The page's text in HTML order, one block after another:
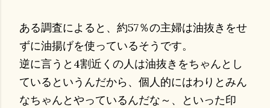
ある調査によると、約57％の主婦は油抜きをせ
ずに油揚げを使っているそうです。
逆に言うと4割近くの人は油抜きをちゃんとし
ているというんだから、個人的にはわりとみん
なちゃんとやっているんだな～、といった印